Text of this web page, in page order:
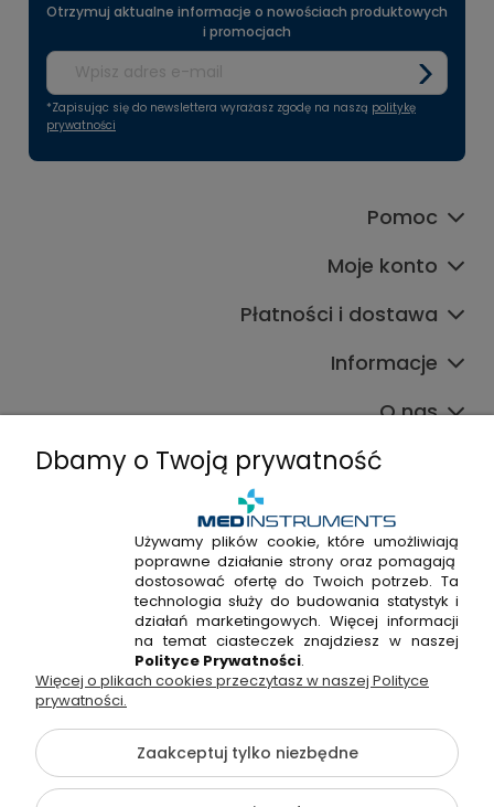
Otrzymuj aktualne informacje o nowościach produktowych
i promocjach
*Zapisując się do newslettera wyrażasz zgodę na naszą politykę
prywatności
Pomoc
Moje konto
Płatności i dostawa
Informacje
O nas
+48 720 915 338
+48 22 298 53 38
Napisz do nas!
Hossa Medical Sp. z o. o. | ul. Kryształowa 33A, 01-356
Warszawa, woj. mazowieckie | NIP: 7010404814, REGON:
146982576, KRS: 0000491265
©2026 Wszelkie Prawa Zastrzeżone | medinstruments.pl
Dbamy o Twoją prywatność
Używamy plików cookie, które umożliwiają
poprawne działanie strony oraz pomagają
dostosować ofertę do Twoich potrzeb. Ta
technologia służy do budowania statystyk i
działań marketingowych. Więcej informacji
na temat ciasteczek znajdziesz w naszej
Polityce Prywatności.
Więcej o plikach cookies przeczytasz w naszej Polityce
prywatności.
Zaakceptuj tylko niezbędne